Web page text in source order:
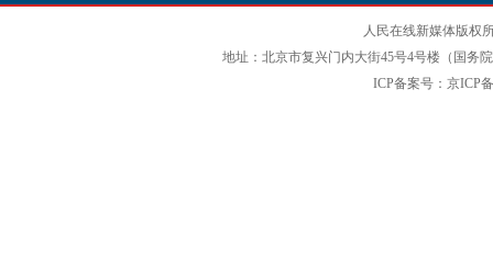
人民在线新媒体版权
地址：北京市复兴门内大街45号4号楼（国务
ICP备案号：京ICP